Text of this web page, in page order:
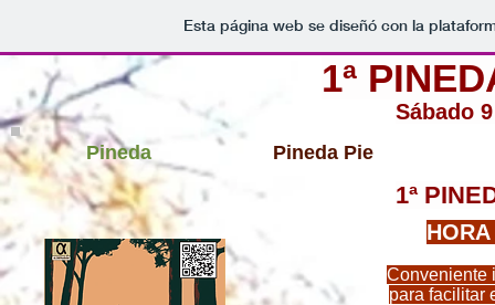
Esta página web se diseñó con la
1ª
Sábado
Pineda Pineda Pie
1ª
Conveniente
para facilitar